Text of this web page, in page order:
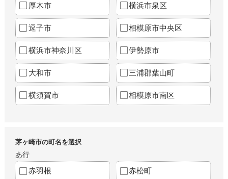
厚木市 横浜市泉区
逗子市 相模原市中央区
横浜市神奈川区 伊勢原市
大和市 三浦郡葉山町
横須賀市 相模原市南区
茅ヶ崎市の町名を選択
あ行
赤羽根 赤松町